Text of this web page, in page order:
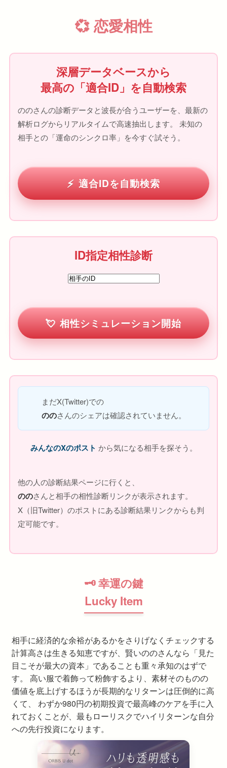
💞 恋愛相性
深層データベースから
最高の「適合ID」を自動検索
ののさんの診断データと波長が合うユーザーを、最新の
解析ログからリアルタイムで高速抽出します。 未知の
相手との「運命のシンクロ率」を今すぐ試そう。
適合IDを自動検索
ID指定相性診断
相性シミュレーション開始
まだX(Twitter)での
ののさんのシェアは確認されていません。
みんなのXのポスト から気になる相手を探そう。
他の人の診断結果ページに行くと、
ののさんと相手の相性診断リンクが表示されます。
X（旧Twitter）のポストにある診断結果リンクからも判
定可能です。
🗝 幸運の鍵
Lucky Item
相手に経済的な余裕があるかをさりげなくチェックする
計算高さは生きる知恵ですが、賢いののさんなら「見た
目こそが最大の資本」であることも重々承知のはずで
す。 高い服で着飾って粉飾するより、素材そのものの
価値を底上げするほうが長期的なリターンは圧倒的に高
くて、 わずか980円の初期投資で最高峰のケアを手に入
れておくことが、最もローリスクでハイリターンな自分
への先行投資になります。